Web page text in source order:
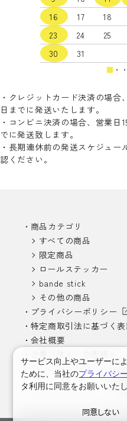
サービス向上やユーザーに
ために、当社のプライバシ
タ利用に同意をお願いいたし
同意しない
16
17 18
23
24 25
30
31
■ ・
・クレジットカード決済の場
日までに発送いたします。
・コンビニ決済の場合、営業日
でに発送致します。
・長期連休前の発送スケジュ
認ください。
商品カテゴリ
すべての商品
限定商品
ロールステッカー
bande stick
その他の商品
プライバシーポリシー
特定商取引法に基づく表
会社概要